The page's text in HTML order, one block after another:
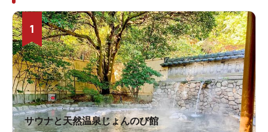
1
サウナと天然温泉じょんのび館